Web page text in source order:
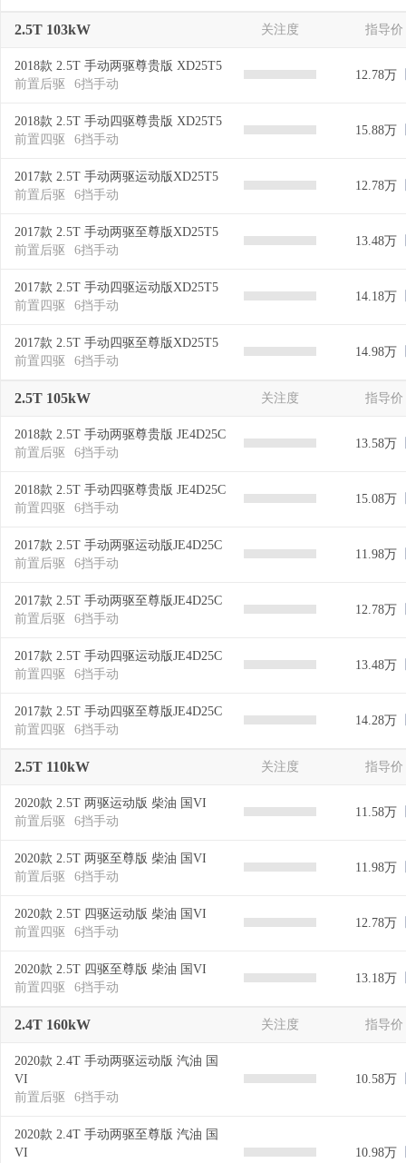
2.5T 103kW 关注度 指导价
2018款 2.5T 手动两驱尊贵版 XD25T5
前置后驱
6挡手动
12.78万
2018款 2.5T 手动四驱尊贵版 XD25T5
前置四驱
6挡手动
15.88万
2017款 2.5T 手动两驱运动版XD25T5
前置后驱
6挡手动
12.78万
2017款 2.5T 手动两驱至尊版XD25T5
前置后驱
6挡手动
13.48万
2017款 2.5T 手动四驱运动版XD25T5
前置四驱
6挡手动
14.18万
2017款 2.5T 手动四驱至尊版XD25T5
前置四驱
6挡手动
14.98万
2.5T 105kW 关注度 指导价
2018款 2.5T 手动两驱尊贵版 JE4D25C
前置后驱
6挡手动
13.58万
2018款 2.5T 手动四驱尊贵版 JE4D25C
前置四驱
6挡手动
15.08万
2017款 2.5T 手动两驱运动版JE4D25C
前置后驱
6挡手动
11.98万
2017款 2.5T 手动两驱至尊版JE4D25C
前置后驱
6挡手动
12.78万
2017款 2.5T 手动四驱运动版JE4D25C
前置四驱
6挡手动
13.48万
2017款 2.5T 手动四驱至尊版JE4D25C
前置四驱
6挡手动
14.28万
2.5T 110kW 关注度 指导价
2020款 2.5T 两驱运动版 柴油 国VI
前置后驱
6挡手动
11.58万
2020款 2.5T 两驱至尊版 柴油 国VI
前置后驱
6挡手动
11.98万
2020款 2.5T 四驱运动版 柴油 国VI
前置四驱
6挡手动
12.78万
2020款 2.5T 四驱至尊版 柴油 国VI
前置四驱
6挡手动
13.18万
2.4T 160kW 关注度 指导价
2020款 2.4T 手动两驱运动版 汽油 国
VI
前置后驱
6挡手动
10.58万
2020款 2.4T 手动两驱至尊版 汽油 国
VI
10.98万